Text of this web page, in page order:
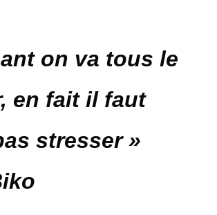
on va tous le
en fait il faut
stresser »